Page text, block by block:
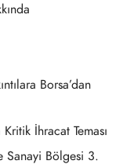
Borsa’dan
İhracat Teması
Sanayi Bölgesi 3.